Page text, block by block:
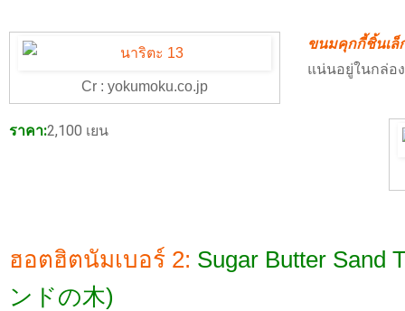
Cr : yokumoku.co.jp
ขนมคุกกี้ชิ้นเล็
แน่นอยู่ในกล่อ
ราคา:2,100 เยน
ฮอตฮิตนัมเบอร์ 2: Sugar Butter Sand
ンドの木)